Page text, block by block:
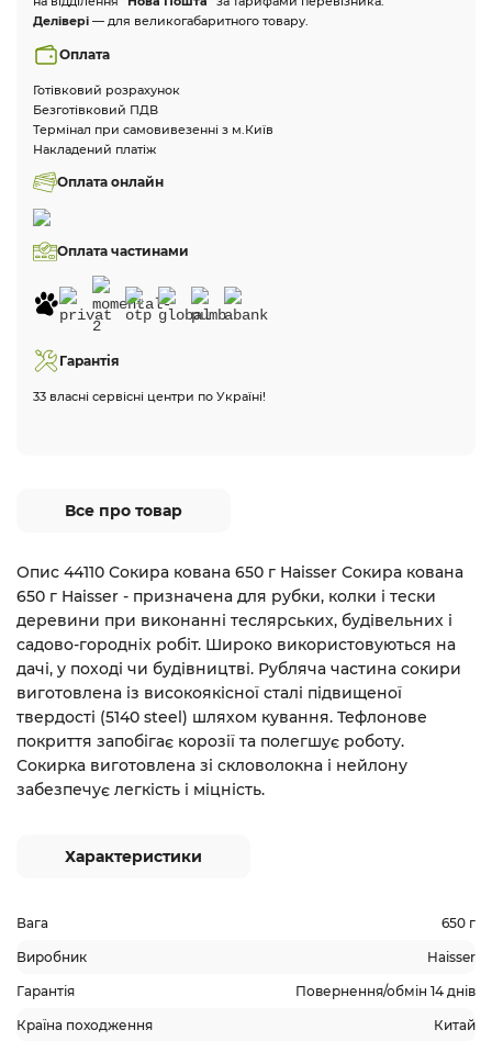
Делівері — для великогабаритного товару.
Оплата
Готівковий розрахунок
Безготівковий ПДВ
Термінал при самовивезенні з м.Київ
Накладений платіж
Оплата онлайн
Оплата частинами
Гарантія
33 власні сервісні центри по Україні!
Все про товар
Опис 44110 Сокира кована 650 г Haisser Сокира кована
650 г Haisser - призначена для рубки, колки і тески
деревини при виконанні теслярських, будівельних і
садово-городніх робіт. Широко використовуються на
дачі, у поході чи будівництві. Рубляча частина сокири
виготовлена із високоякісної сталі підвищеної
твердості (5140 steel) шляхом кування. Тефлонове
покриття запобігає корозії та полегшує роботу.
Сокирка виготовлена зі скловолокна і нейлону
забезпечує легкість і міцність.
Характеристики
Вага 650 г
Виробник Haisser
Гарантія Повернення/обмін 14 днів
Країна походження Китай